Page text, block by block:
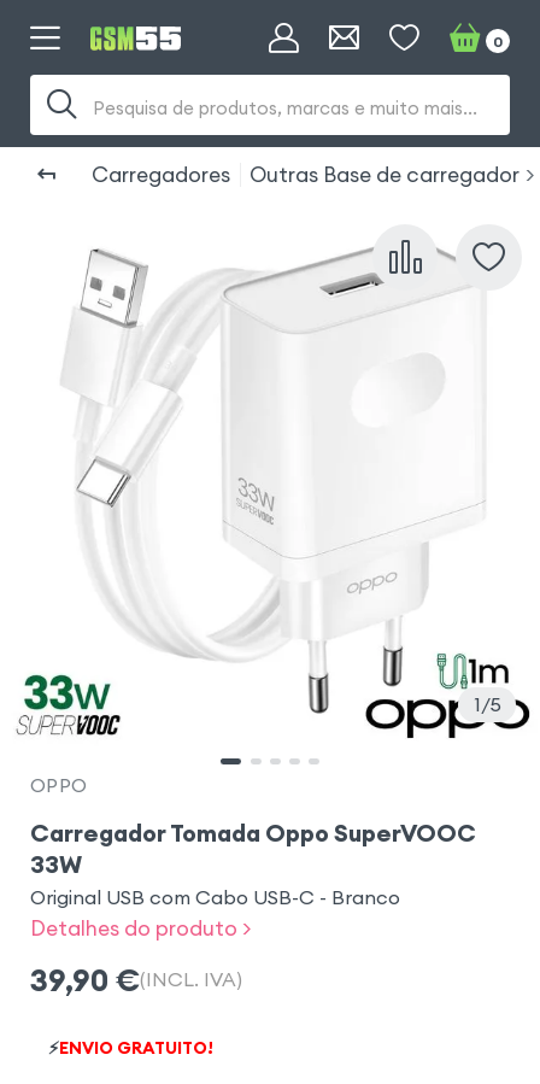
Pesquisa de produtos, marcas e muito mais...
0
Carregadores Outras Base de carregador
1 5
OPPO
Carregador Tomada Oppo SuperVOOC
33W
Original USB com Cabo USB-C - Branco
Detalhes do produto >
39,90 €(INCL. IVA)
⚡ENVIO GRATUITO!